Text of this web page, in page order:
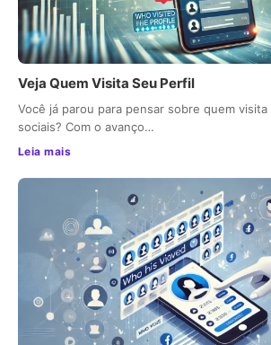
Veja Quem Visita Seu Perfil
Você já parou para pensar sobre quem
sociais? Com o avanço…
Leia mais